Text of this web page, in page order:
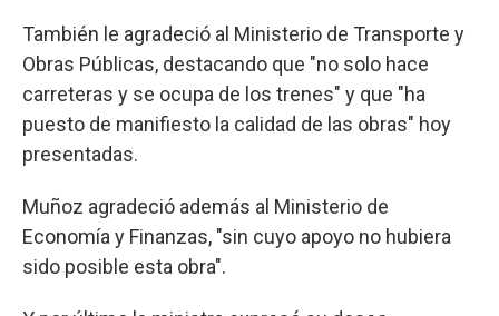
También le agradeció al Ministerio de Transporte y
Obras Públicas, destacando que "no solo hace
carreteras y se ocupa de los trenes" y que "ha
puesto de manifiesto la calidad de las obras" hoy
presentadas.
Muñoz agradeció además al Ministerio de
Economía y Finanzas, "sin cuyo apoyo no hubiera
sido posible esta obra".